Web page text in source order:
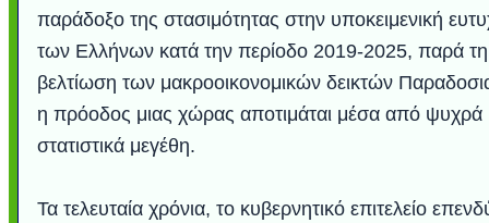
παράδοξο της στασιμότητας στην υποκειμενική
των Ελλήνων κατά την περίοδο 2019-2025, παρά τη
βελτίωση των μακροοικονομικών δεικτών
η πρόοδος μιας χώρας αποτιμάται μέσα από ψυχρά
στατιστικά μεγέθη.
Τα τελευταία χρόνια, το κυβερνητικό επιτελείο